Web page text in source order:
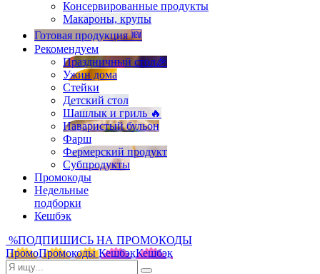
Консервированные продукты
Макароны, крупы
Готовая продукция 🆕
Рекомендуем
Праздничный стол🎉
Ужин дома
Стейки
Детский стол
Шашлык и гриль 🔥
Наваристый бульон
Фарш
Фермерский продукт
Субпродукты
Промокоды
Недельные
подборки
Кешбэк
%ПОДПИШИСЬ НА ПРОМОКОДЫ
ПромоПромокоды КешбэкКешбэк